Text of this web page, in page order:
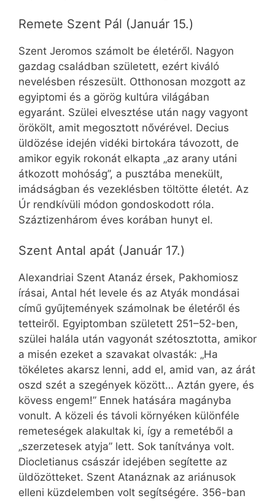
Remete Szent Pál (Január 15.)
Szent Jeromos számolt be életéről. Nagyon
gazdag családban született, ezért kiváló
nevelésben részesült. Otthonosan mozgott az
egyiptomi és a görög kultúra világában
egyaránt. Szülei elvesztése után nagy vagyont
örökölt, amit megosztott nővérével. Decius
üldözése idején vidéki birtokára távozott, de
amikor egyik rokonát elkapta „az arany utáni
átkozott mohóság”, a pusztába menekült,
imádságban és vezeklésben töltötte életét. Az
Úr rendkívüli módon gondoskodott róla.
Száztizenhárom éves korában hunyt el.
Szent Antal apát (Január 17.)
Alexandriai Szent Atanáz érsek, Pakhomiosz
írásai, Antal hét levele és az Atyák mondásai
című gyűjtemények számolnak be életéről és
tetteiről. Egyiptomban született 251–52-ben,
szülei halála után vagyonát szétosztotta, amikor
a misén ezeket a szavakat olvasták: „Ha
tökéletes akarsz lenni, add el, amid van, az árát
oszd szét a szegények között… Aztán gyere, és
kövess engem!” Ennek hatására magányba
vonult. A közeli és távoli környéken különféle
remeteségek alakultak ki, így a remetéből a
„szerzetesek atyja” lett. Sok tanítványa volt.
Diocletianus császár idejében segítette az
üldözötteket. Szent Atanáznak az ariánusok
elleni küzdelemben volt segítségére. 356-ban